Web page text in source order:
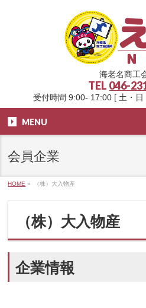
海老名商工
TEL 046-
受付時間 9:00- 17:00 [ 土・
MENU
会員企業
HOME » （株）大入物産
（株）大入物産
企業情報